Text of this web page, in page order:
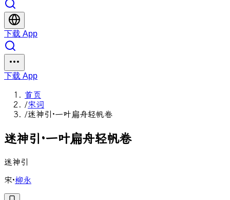
下载 App
下载 App
首页
/宋词
/迷神引·一叶扁舟轻帆卷
迷神引 ·一叶扁舟轻帆卷
迷神引
宋·柳永